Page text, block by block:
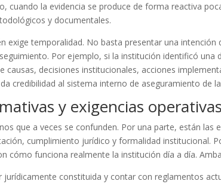
cuando la evidencia se produce de forma reactiva
y documentales.
exige temporalidad. No basta presentar una intención
Por ejemplo, si la institución identificó una
causas, decisiones institucionales, acciones
credibilidad al sistema interno de aseguramiento de
y exigencias operativas
que a veces se confunden. Por una parte, están las
cumplimiento jurídico y formalidad institucional.
cómo funciona realmente la institución día a día.
jurídicamente constituida y contar con reglamentos